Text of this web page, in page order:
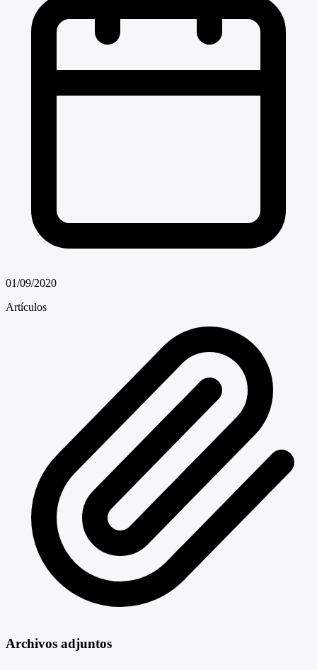
01/09/2020
Artículos
Archivos adjuntos